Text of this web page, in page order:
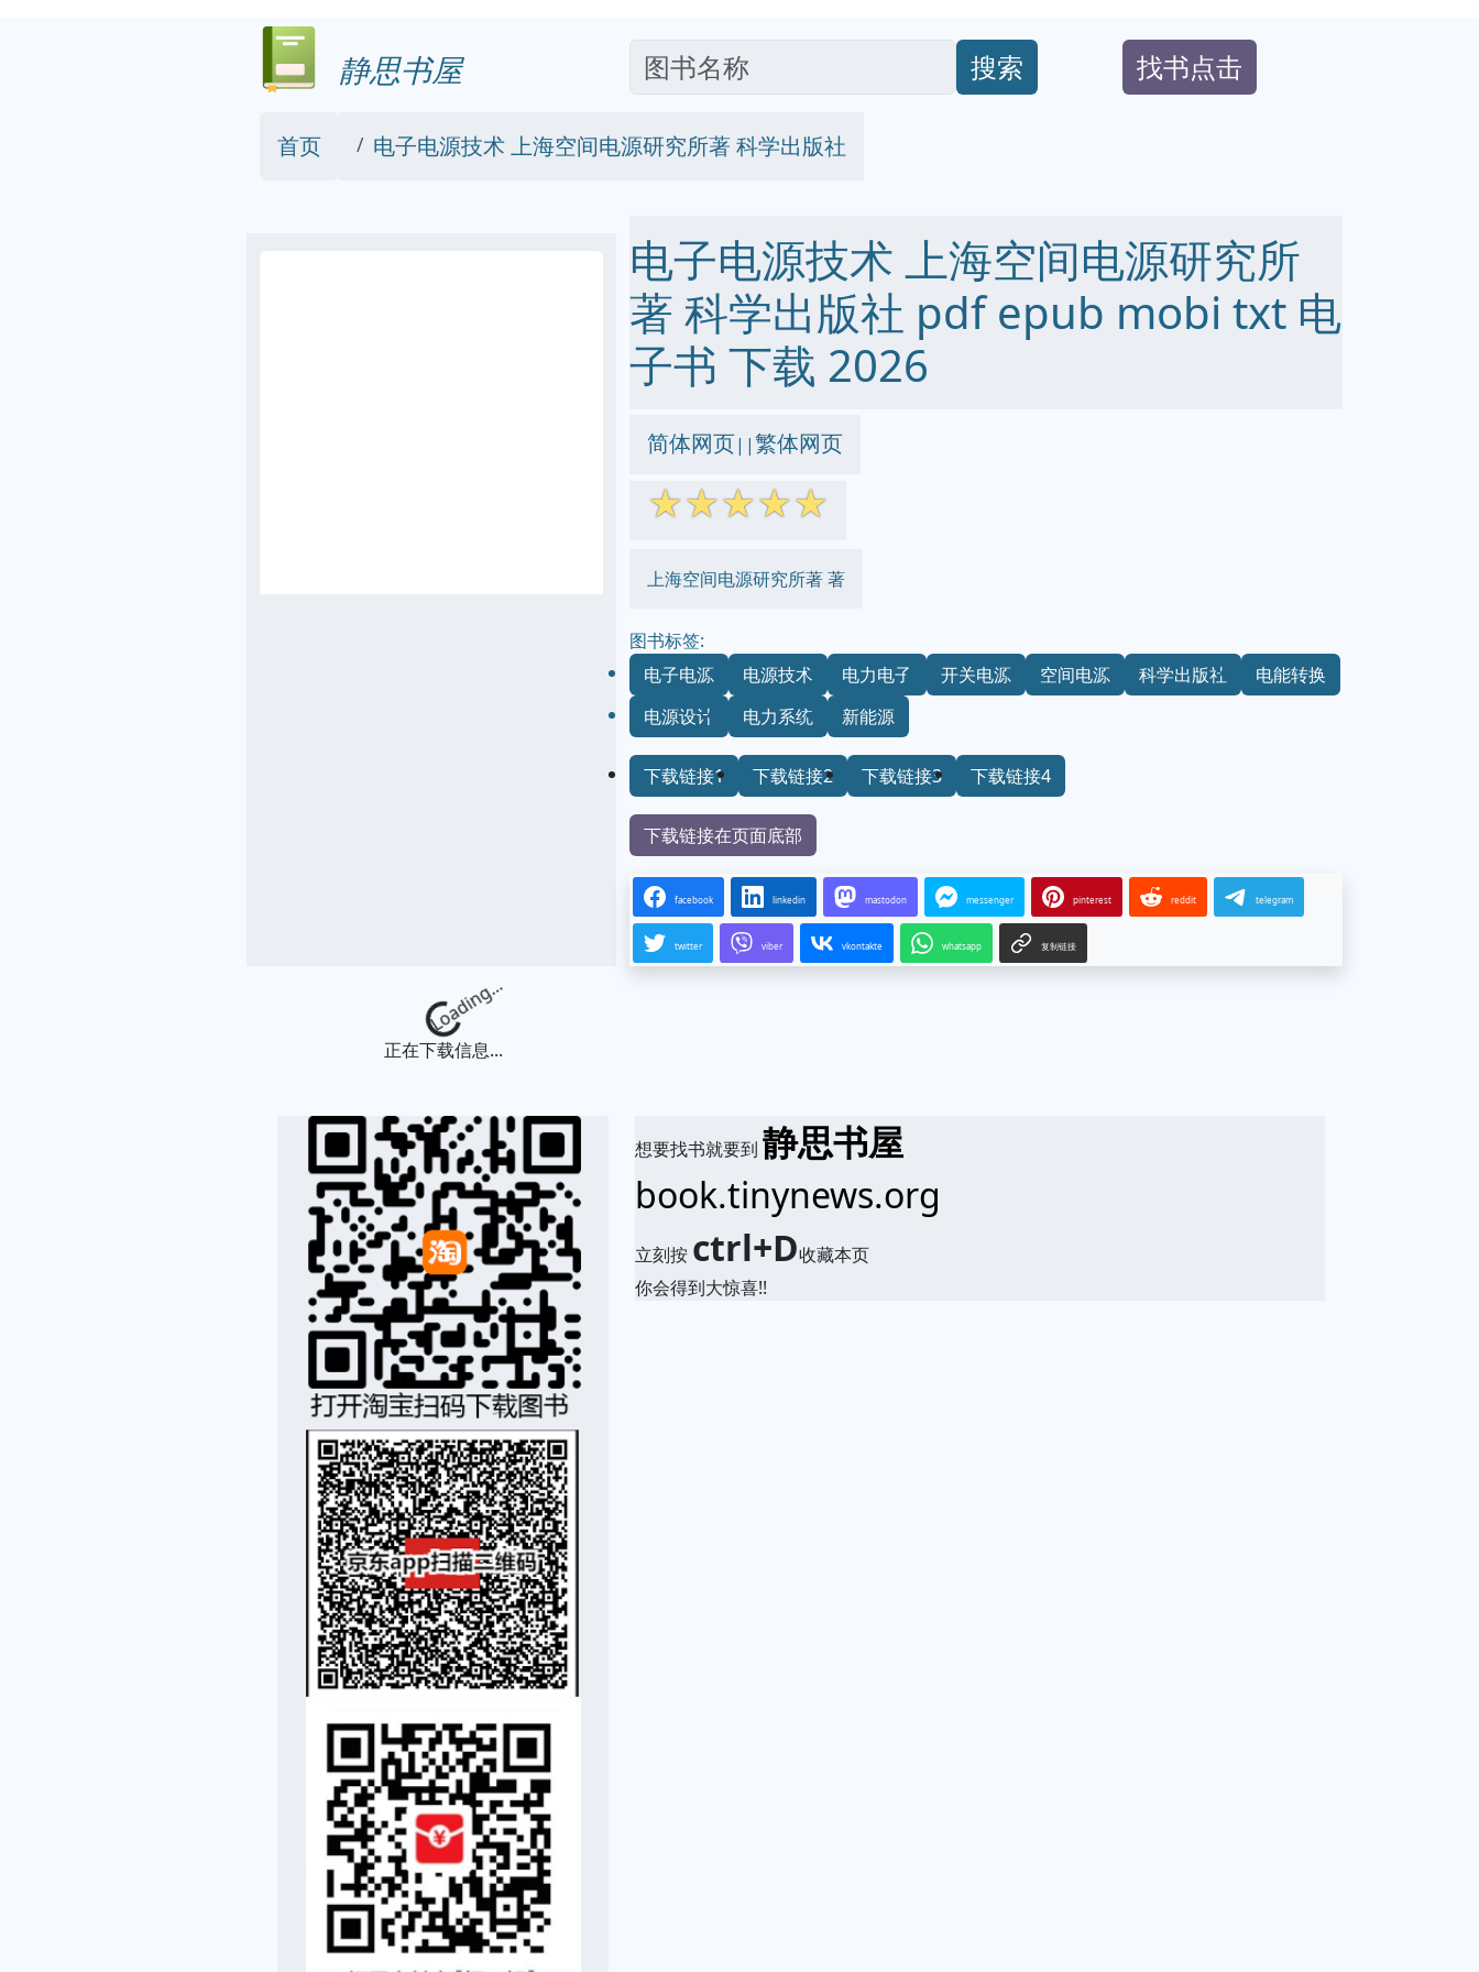
静思书屋 搜索 找书点击
首页 电子电源技术 上海空间电源研究所著 科学出版社
电子电源技术 上海空间电源研究所
著 科学出版社 pdf epub mobi txt 电
子书 下载 2026
简体网页||繁体网页
☆☆☆☆☆
上海空间电源研究所著 著
图书标签:
电子电源
电源技术 电力电子 开关电源 空间电源 科学出版社
电能转换
电源设计
电力系统 新能源
下载链接1 下载链接2 下载链接3 下载链接4
下载链接在页面底部
facebook linkedin mastodon messenger pinterest reddit telegram
twitter viber vkontakte whatsapp 复制链接
Loading...
正在下载信息...
想要找书就要到静思书屋
book.tinynews.org
立刻按 ctrl+D收藏本页
你会得到大惊喜!!